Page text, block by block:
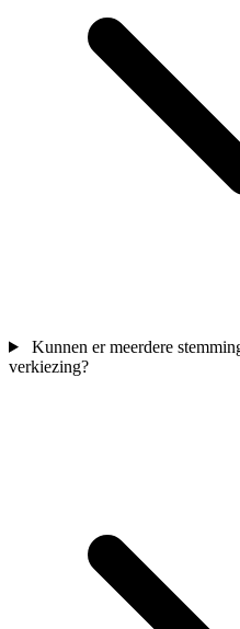
Kunnen er meerdere
verkiezing?